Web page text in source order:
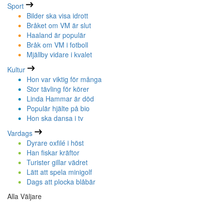
Sport
Bilder ska visa idrott
Bråket om VM är slut
Haaland är populär
Bråk om VM i fotboll
Mjällby vidare i kvalet
Kultur
Hon var viktig för många
Stor tävling för körer
Linda Hammar är död
Populär hjälte på bio
Hon ska dansa i tv
Vardags
Dyrare oxfilé i höst
Han fiskar kräftor
Turister gillar vädret
Lätt att spela minigolf
Dags att plocka blåbär
Alla Väljare